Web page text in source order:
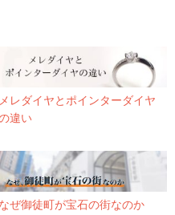
メレダイヤとポインターダイヤ
違い
なぜ御徒町が宝石の街なのか